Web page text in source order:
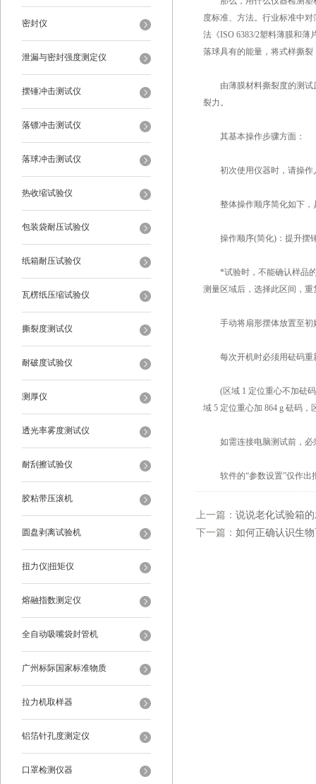
密封仪
泄漏与密封强度测定仪
摆锤冲击测试仪
落镖冲击测试仪
落球冲击测试仪
热收缩试验仪
包装袋耐压试验仪
纸箱耐压试验仪
瓦楞纸压缩试验仪
撕裂度测试仪
耐破度试验仪
测厚仪
透光率雾度测试仪
耐刮擦试验仪
胶粘带压滚机
圆盘剥离试验机
扭力仪|扭矩仪
熔融指数测定仪
全自动吸嘴袋封管机
广州标际国家标准物质
拉力机取样器
铝箔针孔度测定仪
口罩检测仪器
度标准、方法。行业标准中
法《ISO 6383/2塑料薄膜和
落球具有的能量，将式样撕
由薄膜材料撕裂度的测试
裂力。
其基本操作步骤方面：
初次使用仪器时，请操作
整体操作顺序简化如下，
操作顺序(简化)：提升摆
*试验时，不能确认样品的
测量区域后，选择此区间，
手动将扇形摆体放置至初
每次开机时必须用砝码重
(区域 1 定位重心不加砝码
域 5 定位重心加 864 g 砝码，
如需连接电脑测试前，必须
软件的“参数设置”仅作出
上一篇： 说说老化试验箱
下一篇： 如何正确认识生